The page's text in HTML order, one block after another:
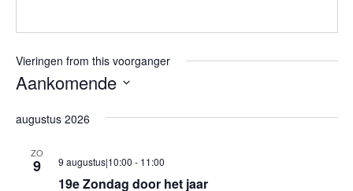
Vieringen from this voorganger
Aankomende
een
augustus 2026
ZO
9
19e Zondag door het jaar
9 augustus|10:00 - 11:00